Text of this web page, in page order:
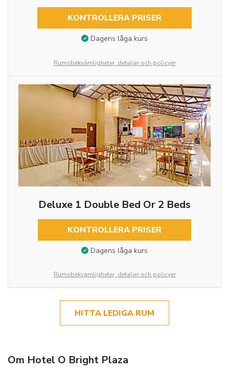
KONTROLLERA PRISER
Dagens låga kurs
Rumsbekvämligheter, detaljer och policyer
Deluxe 1 Double Bed Or 2 Beds
KONTROLLERA PRISER
Dagens låga kurs
Rumsbekvämligheter, detaljer och policyer
HITTA LEDIGA RUM
Om Hotel O Bright Plaza